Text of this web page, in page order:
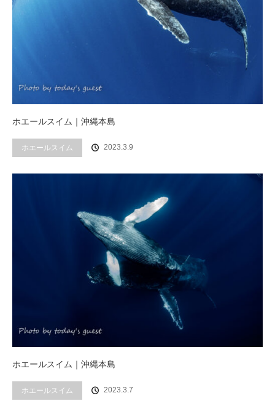
ホエールスイム｜沖縄本島
ホエールスイム 2023.3.9
ホエールスイム｜沖縄本島
ホエールスイム 2023.3.7